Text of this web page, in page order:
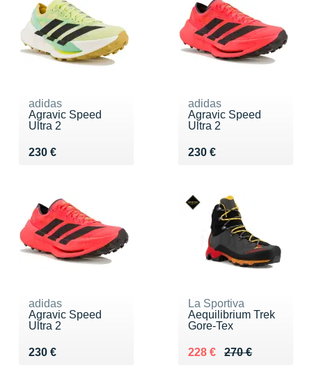
adidas
Agravic Speed
Ultra 2
230 €
Vendu 230 €
adidas
Agravic Speed
Ultra 2
230 €
Vendu 230 €
adidas
Agravic Speed
Ultra 2
230 €
Vendu 230 €
La Sportiva
Aequilibrium Trek
Gore-Tex
270 €
Au lieu de 270 €
228 €
Vendu 228 €